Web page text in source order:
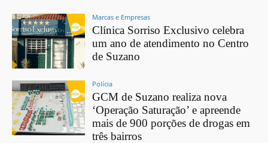
Marcas e Empresas
Clínica Sorriso Exclusivo celebra
um ano de atendimento no Centro
de Suzano
Polícia
GCM de Suzano realiza nova
‘Operação Saturação’ e apreende
mais de 900 porções de drogas em
três bairros